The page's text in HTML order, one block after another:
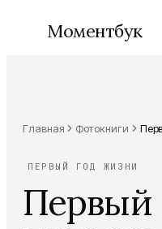
Моментбук
Сохраним ваши
Главная Фотокниги
ПЕРВЫЙ ГОД ЖИЗНИ
Первый